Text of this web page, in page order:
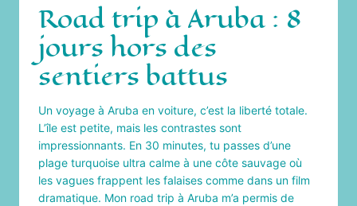
Road trip à Aruba : 8
jours hors des
sentiers battus
Un voyage à Aruba en voiture, c’est la liberté totale.
L’île est petite, mais les contrastes sont
impressionnants. En 30 minutes, tu passes d’une
plage turquoise ultra calme à une côte sauvage où
les vagues frappent les falaises comme dans un film
dramatique. Mon road trip à Aruba m’a permis de